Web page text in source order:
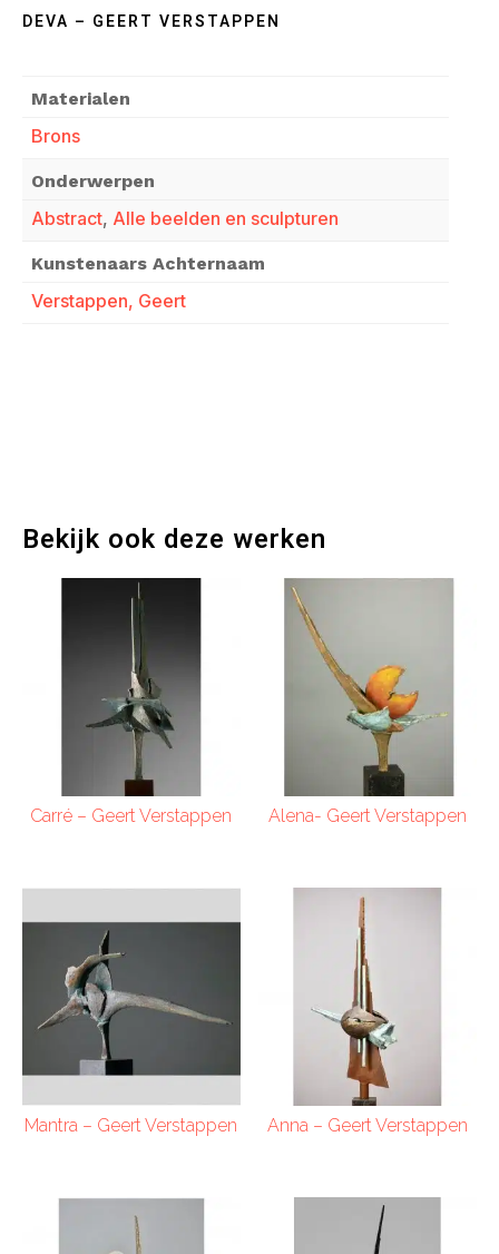
DEVA – GEERT VERSTAPPEN
Materialen
Brons
Onderwerpen
Abstract, Alle beelden en sculpturen
Kunstenaars Achternaam
Verstappen, Geert
Bekijk ook deze werken
Carré – Geert Verstappen Alena- Geert Verstappen
Mantra – Geert Verstappen Anna – Geert Verstappen